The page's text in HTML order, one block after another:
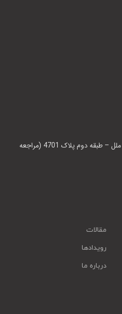
مشهد، بزرگراه بابانظر – بازار بزرگ ملل – طبقه دوم پلاک 4701 (مراجعه
مقالات
رویدادها
درباره ما